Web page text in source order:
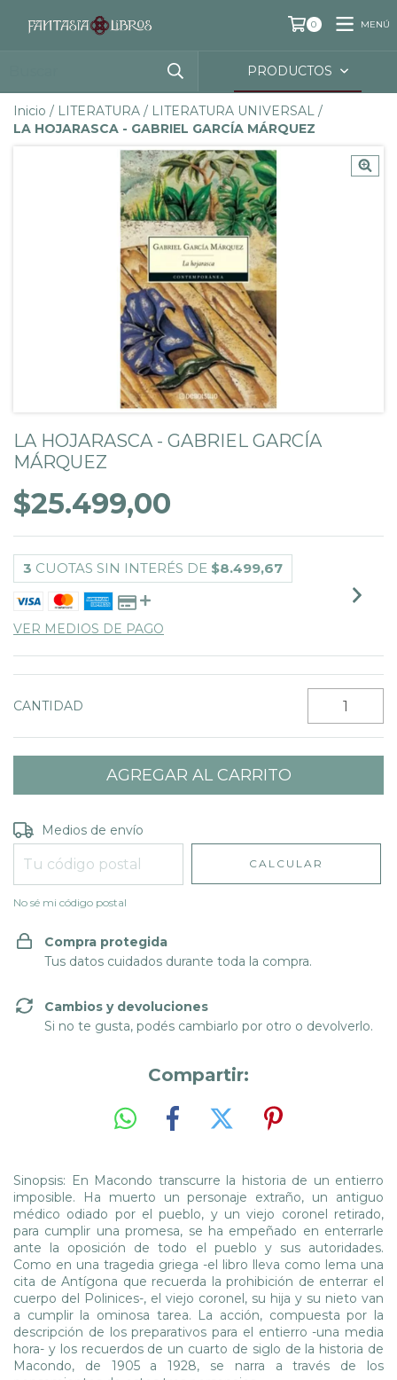
0 MENÚ
PRODUCTOS
Inicio / LITERATURA / LITERATURA UNIVERSAL /
LA HOJARASCA - GABRIEL GARCÍA MÁRQUEZ
LA HOJARASCA - GABRIEL GARCÍA
MÁRQUEZ
$25.499,00
3 CUOTAS SIN INTERÉS DE $8.499,67
VER MEDIOS DE PAGO
CANTIDAD
Entregas para el CP:
Medios de envío
CALCULAR
No sé mi código postal
Compra protegida
Tus datos cuidados durante toda la compra.
Cambios y devoluciones
Si no te gusta, podés cambiarlo por otro o devolverlo.
Compartir:
Sinopsis: En Macondo transcurre la historia de un entierro
imposible. Ha muerto un personaje extraño, un antiguo
médico odiado por el pueblo, y un viejo coronel retirado,
para cumplir una promesa, se ha empeñado en enterrarle
ante la oposición de todo el pueblo y sus autoridades.
Como en una tragedia griega -el libro lleva como lema una
cita de Antígona que recuerda la prohibición de enterrar el
cuerpo del Polinices-, el viejo coronel, su hija y su nieto van
a cumplir la ominosa tarea. La acción, compuesta por la
descripción de los preparativos para el entierro -una media
hora- y los recuerdos de un cuarto de siglo de la historia de
Macondo, de 1905 a 1928, se narra a través de los